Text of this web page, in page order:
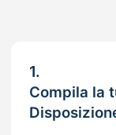
1.
Compila la